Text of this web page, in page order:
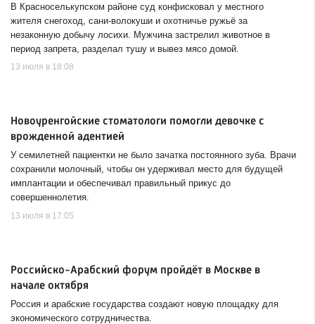
В Красноселькупском районе суд конфисковал у местного
жителя снегоход, сани-волокуши и охотничье ружьё за
незаконную добычу лосихи. Мужчина застрелил животное в
период запрета, разделал тушу и вывез мясо домой.
13 июля в 18:08
Новоуренгойские стоматологи помогли девочке с
врожденной адентией
У семилетней пациентки не было зачатка постоянного зуба. Врачи
сохранили молочный, чтобы он удерживал место для будущей
имплантации и обеспечивал правильный прикус до
совершеннолетия.
13 июля в 17:05
Российско-Арабский форум пройдёт в Москве в
начале октября
Россия и арабские государства создают новую площадку для
экономического сотрудничества.